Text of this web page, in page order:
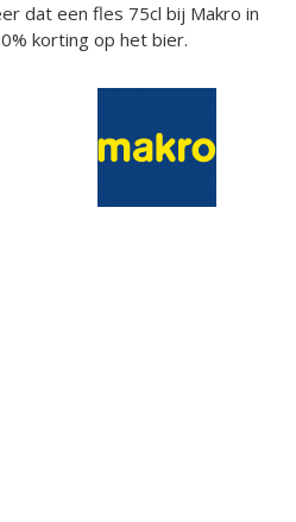
dat een fles 75cl bij Makro in
korting op het bier.